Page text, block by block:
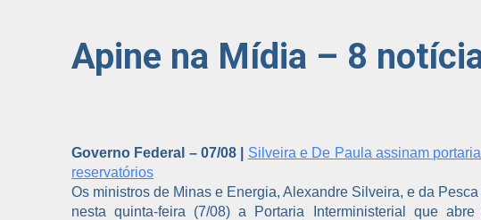
Apine na Mídia – 8
Governo Federal – 07/08 | Silveira e De Paula assinam
reservatórios
Os ministros de Minas e Energia, Alexandre Silveira, e da
nesta quinta-feira (7/08) a Portaria Interministerial que